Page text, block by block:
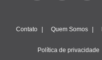
Contato Quem Somos
Política de privacidade